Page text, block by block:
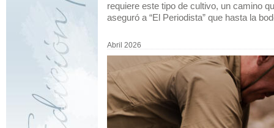
requiere este tipo de cultivo, un camino
aseguró a “El Periodista” que hasta la
Abril 2026